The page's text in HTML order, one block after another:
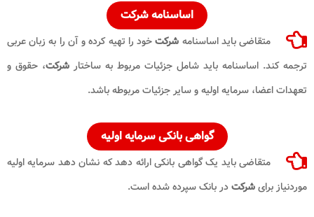
اساسنامه شرکت
متقاضی باید اساسنامه شرکتخود را تهیه کرده و آن را به زبان عربی
ترجمه کند. اساسنامه باید شامل جزئیات مربوط به ساختار شرکت، حقوق و
تعهدات اعضا، سرمایه اولیه و سایر جزئیات مربوطه باشد.
گواهی بانکی سرمایه اولیه
متقاضی باید یک گواهی بانکی ارائه دهد که نشان دهد سرمایه اولیه
موردنیاز برایشرکتدر بانک سپرده شده است.